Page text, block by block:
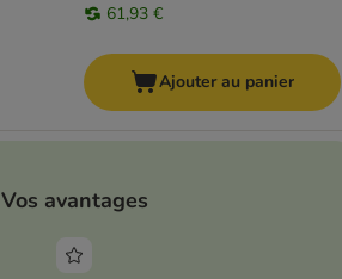
61,93 €
Ajouter au panier
Vos avantages